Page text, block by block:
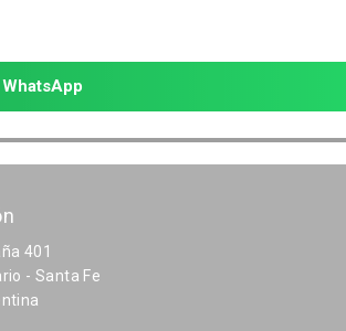
WhatsApp
401
- Santa Fe